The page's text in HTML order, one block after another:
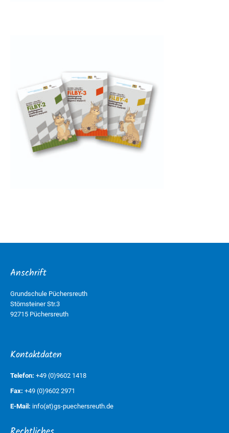
Anschrift
Grundschule Püchersreuth
Störnsteiner Str.3
92715 Püchersreuth
Kontaktdaten
Telefon: +49 (0)9602 1418
Fax: +49 (0)9602 2971
E-Mail: info(at)gs-puechersreuth.de